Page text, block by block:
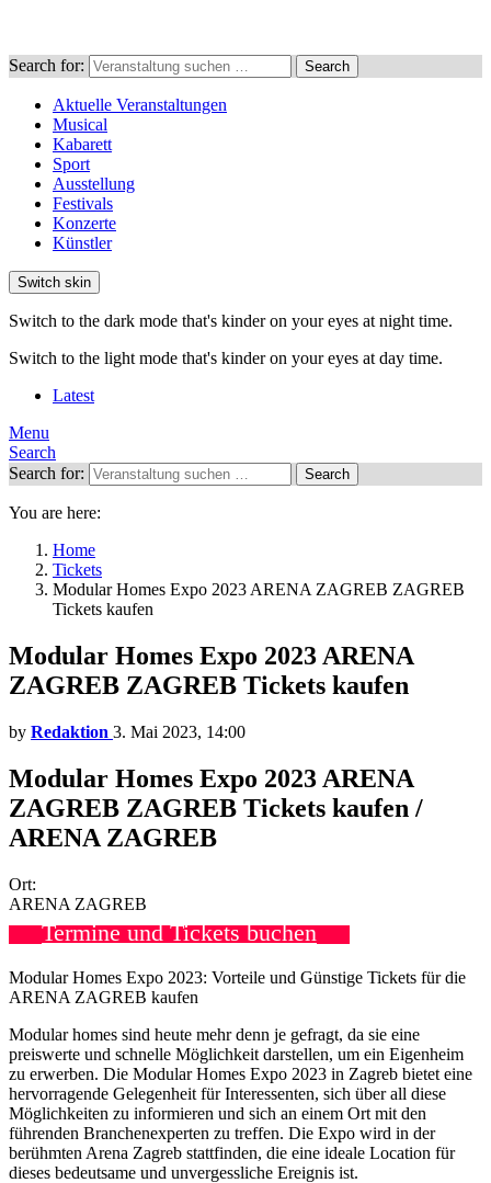
Search for: Search
Aktuelle Veranstaltungen
Musical
Kabarett
Sport
Ausstellung
Festivals
Konzerte
Künstler
Switch skin
Switch to the dark mode that's kinder on your eyes at night time.
Switch to the light mode that's kinder on your eyes at day time.
Latest
Menu
Search
Search for:
Search
You are here:
Home
Tickets
Modular Homes Expo 2023 ARENA ZAGREB ZAGREB
Tickets kaufen
Modular Homes Expo 2023 ARENA
ZAGREB ZAGREB Tickets kaufen
by Redaktion 3. Mai 2023, 14:00
Modular Homes Expo 2023 ARENA
ZAGREB ZAGREB Tickets kaufen /
ARENA ZAGREB
Ort:
ARENA ZAGREB
Termine und Tickets buchen
Modular Homes Expo 2023: Vorteile und Günstige Tickets für die
ARENA ZAGREB kaufen
Modular homes sind heute mehr denn je gefragt, da sie eine
preiswerte und schnelle Möglichkeit darstellen, um ein Eigenheim
zu erwerben. Die Modular Homes Expo 2023 in Zagreb bietet eine
hervorragende Gelegenheit für Interessenten, sich über all diese
Möglichkeiten zu informieren und sich an einem Ort mit den
führenden Branchenexperten zu treffen. Die Expo wird in der
berühmten Arena Zagreb stattfinden, die eine ideale Location für
dieses bedeutsame und unvergessliche Ereignis ist.